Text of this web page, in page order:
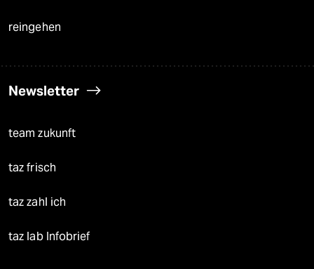
reingehen
Newsletter
team zukunft
taz frisch
taz zahl ich
taz lab Infobrief